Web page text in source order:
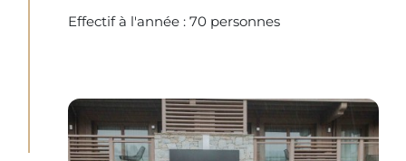
Effectif à l'année : 70 personnes